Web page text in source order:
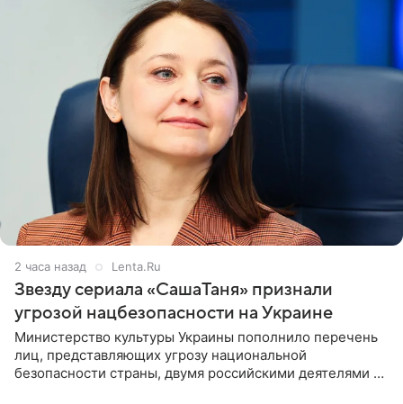
2 часа назад Lenta.Ru
Звезду сериала «СашаТаня» признали
угрозой нацбезопасности на Украине
Министерство культуры Украины пополнило перечень
лиц, представляющих угрозу национальной
безопасности страны, двумя российскими деятелями —